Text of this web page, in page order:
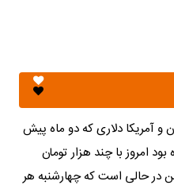
و آمریکا دلاری که دو ماه پیش
رسیده بود امروز با چند هزار تومان
این در حالی است که چهارشنبه هر